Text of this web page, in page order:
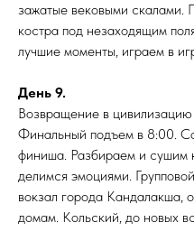
зажатые вековыми скалами.
костра под незаходящим
лучшие моменты, играем в
День 9.
Возвращение в цивилизацию
Финальный подъем в 8:00.
финиша. Разбираем и сушим
делимся эмоциями.
вокзал города Кандалакша,
домам. Кольский, до новых